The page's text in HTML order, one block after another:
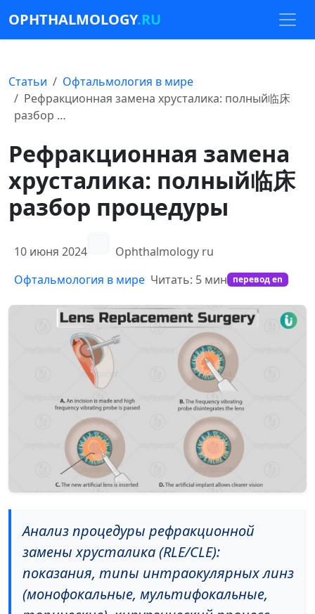
OPHTHALMOLOGY.RU
Статьи
Офтальмология в мире
Рефракционная замена хрусталика: полный临床
разбор …
Рефракционная замена
хрусталика: полный临床
разбор процедуры
10 июня 2024
Ophthalmology ru
Офтальмология в мире Читать: 5 мин перевод en
Анализ процедуры рефракционной
замены хрусталика (RLE/CLE):
показания, типы интраокулярных линз
(монофокальные, мультифокальные,